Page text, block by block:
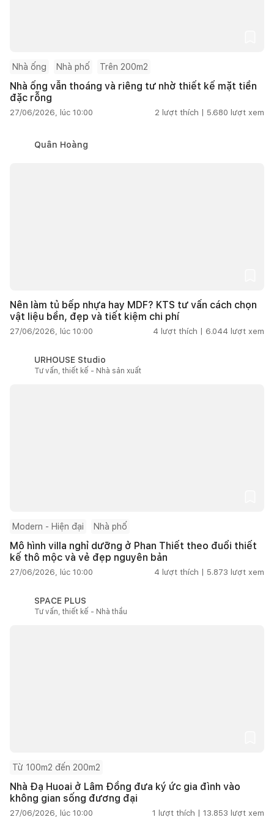
Nhà ống Nhà phố Trên 200m2
Nhà ống vẫn thoáng và riêng tư nhờ thiết kế mặt tiền
đặc rỗng
27/06/2026, lúc 10:00 2 lượt thích | 5.680 lượt xem
Quân Hoàng
Nên làm tủ bếp nhựa hay MDF? KTS tư vấn cách chọn
vật liệu bền, đẹp và tiết kiệm chi phí
27/06/2026, lúc 10:00 4 lượt thích | 6.044 lượt xem
URHOUSE Studio
Tư vấn, thiết kế - Nhà sản xuất
Modern - Hiện đại Nhà phố
Mô hình villa nghỉ dưỡng ở Phan Thiết theo đuổi thiết
kế thô mộc và vẻ đẹp nguyên bản
27/06/2026, lúc 10:00 4 lượt thích | 5.873 lượt xem
SPACE PLUS
Tư vấn, thiết kế - Nhà thầu
Từ 100m2 đến 200m2
Nhà Đạ Huoai ở Lâm Đồng đưa ký ức gia đình vào
không gian sống đương đại
27/06/2026, lúc 10:00 1 lượt thích | 13.853 lượt xem